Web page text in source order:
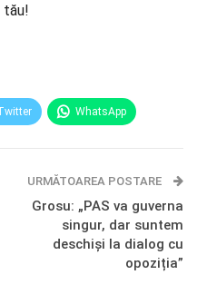
WhatsApp
URMĂTOAREA POSTARE
Grosu: „PAS va guverna
singur, dar suntem
deschiși la dialog cu
opoziția”